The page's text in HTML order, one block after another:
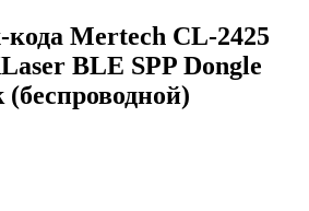
Mertech CL-2425
BLE SPP Dongle